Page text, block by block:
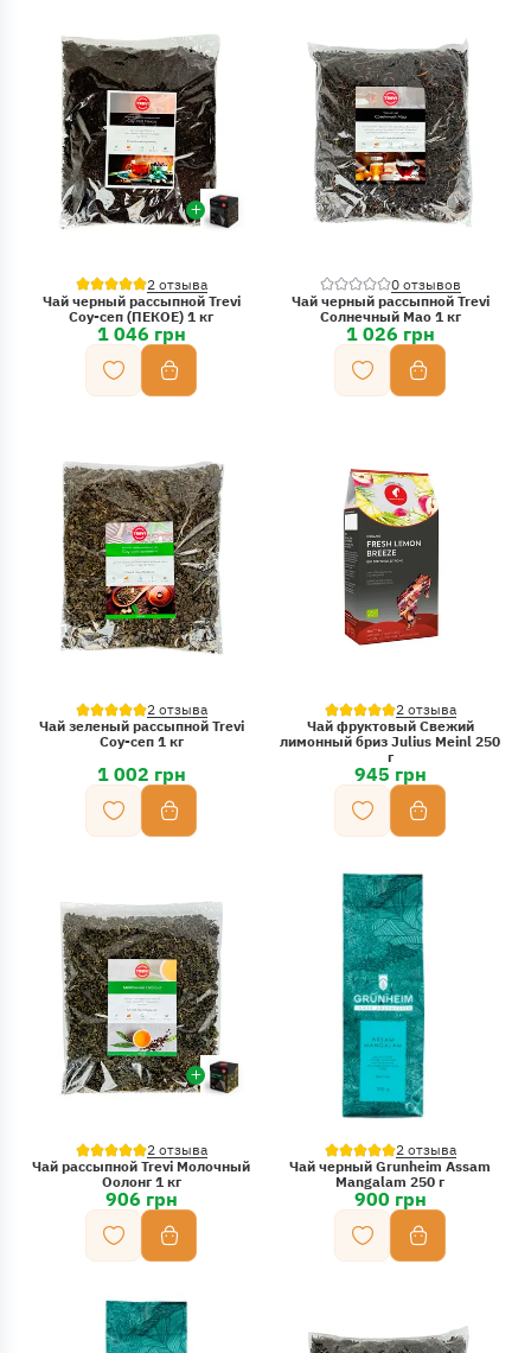
2 отзыва
Чай черный рассыпной Trevi
Соу-сеп (ПЕКОЕ) 1 кг
1 046 грн
0 отзывов
Чай черный рассыпной Trevi
Солнечный Мао 1 кг
1 026 грн
2 отзыва
Чай зеленый рассыпной Trevi
Соу-сеп 1 кг
1 002 грн
2 отзыва
Чай фруктовый Свежий
лимонный бриз Julius Meinl 250
г
945 грн
2 отзыва
Чай рассыпной Trevi Молочный
Оолонг 1 кг
906 грн
2 отзыва
Чай черный Grunheim Assam
Mangalam 250 г
900 грн